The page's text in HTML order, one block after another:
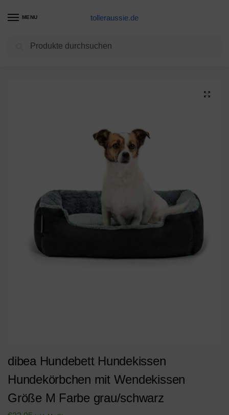
MENU tolleraussie.de
Hundebett Produkte dibea Hundebett Hundekissen Hundekörbchen mit Wendekissen Größe M Farbe grau/schwarz
dibea Hundebett Hundekissen
Hundekörbchen mit Wendekissen
Größe M Farbe grau/schwarz